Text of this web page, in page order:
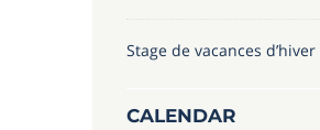
Stage de vacances d’hiver
CALENDAR